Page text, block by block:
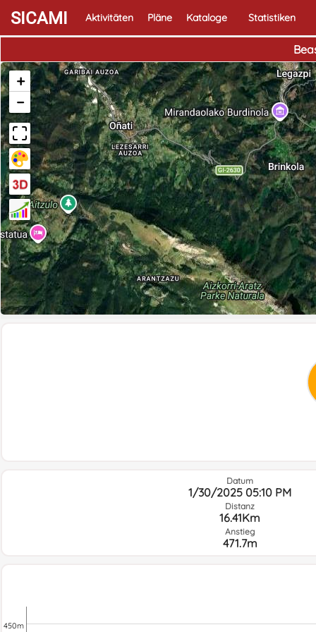
SICAMI Aktivitäten Pläne Kataloge Statistiken
+
−
Datum
1/30/2025 05:10 PM
Distanz
16.41Km
Anstieg
471.7m
450m